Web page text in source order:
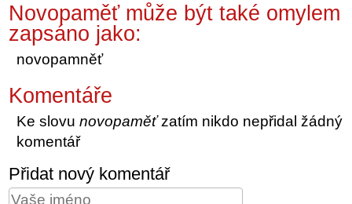
Novopaměť může být také omylem
zapsáno jako:
novopamněť
Komentáře
Ke slovunovopaměťzatím nikdo nepřidal žádný
komentář
Přidat nový komentář